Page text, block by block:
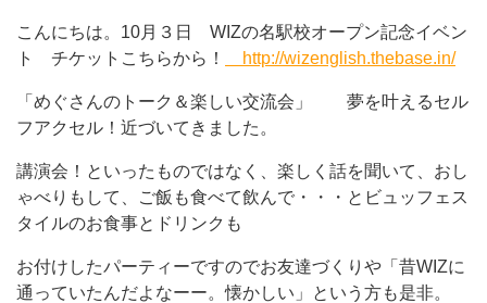
こんにちは。10月３日 WIZの名駅校オープン記念イベン
ト チケットこちらから！
http://wizenglish.thebase.in/
「めぐさんのトーク＆楽しい交流会」 夢を叶えるセル
フアクセル！近づいてきました。
講演会！といったものではなく、楽しく話を聞いて、おし
ゃべりもして、ご飯も食べて飲んで・・・とビュッフェス
タイルのお食事とドリンクも
お付けしたパーティーですのでお友達づくりや「昔WIZに
通っていたんだよなーー。懐かしい」という方も是非。